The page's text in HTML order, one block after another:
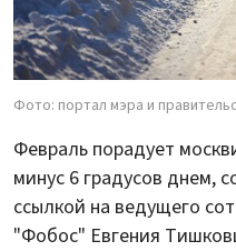
Фото: портал мэра и
Февраль порадует
минус 6 градусов днем,
ссылкой на ведущего
"Фобос" Евгения